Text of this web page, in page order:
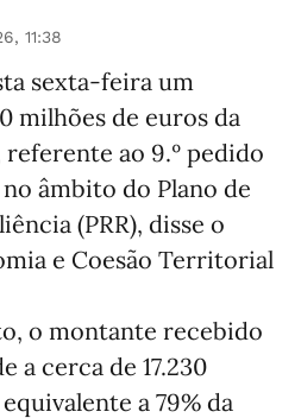
11:38
sexta-feira um
milhões de euros da
ao 9.º pedido
âmbito do Plano de
(PRR), disse o
e Coesão Territorial
o montante recebido
a cerca de 17.230
a 79% da